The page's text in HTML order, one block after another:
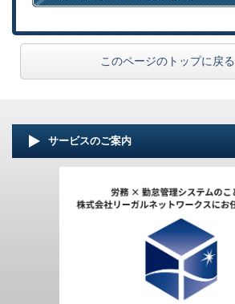
このページのトップに戻る
サービスのご案内